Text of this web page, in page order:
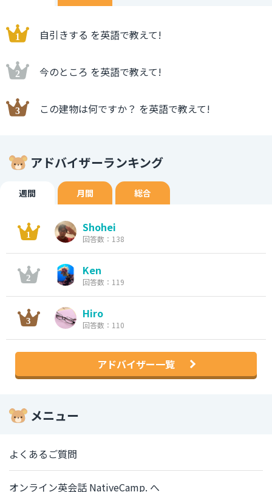
自引きする を英語で教えて!
今のところ を英語で教えて!
この建物は何ですか？ を英語で教えて!
アドバイザーランキング
週間 月間 総合
Shohei
回答数：138
Ken
回答数：119
Hiro
回答数：110
アドバイザー一覧
メニュー
よくあるご質問
オンライン英会話 NativeCamp. へ